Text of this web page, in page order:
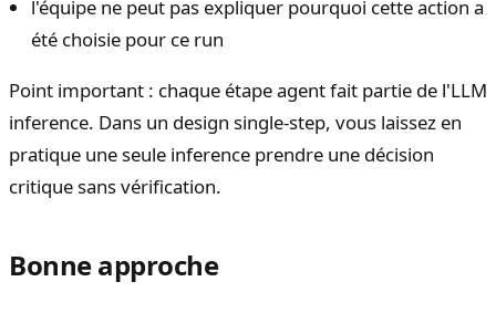
l'équipe ne peut pas expliquer pourquoi cette action a
été choisie pour ce run
Point important : chaque étape agent fait partie de l'LLM
inference. Dans un design single-step, vous laissez en
pratique une seule inference prendre une décision
critique sans vérification.
Bonne approche